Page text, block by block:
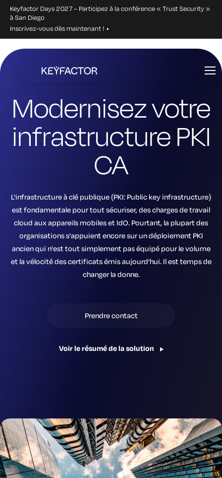
Keyfactor Days 2027 – Participez à la conférence « Trust Security »
à San Diego
Inscrivez-vous dès maintenant !
directement
principal
Modernisez votre
infrastructure PKI
CA
L'infrastructure à clé publique (PKI: Public key infrastructure)
est fondamentale pour tout sécuriser, des charges de travail
cloud aux appareils mobiles et IdO. Pourtant, la plupart des
organisations s'appuient encore sur un déploiement PKI
ancien qui n'est tout simplement pas équipé pour le volume
et la vélocité des certificats émis aujourd'hui. Il est temps de
changer la donne.
Prendre contact
Voir le résumé de la solution